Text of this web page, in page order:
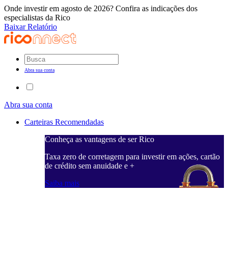
Onde investir em agosto de 2026? Confira as indicações dos
especialistas da Rico
Baixar Relatório
Abra sua conta
Abra sua conta
Carteiras Recomendadas
Conheça as vantagens de ser Rico
Taxa zero de corretagem para investir em ações, cartão
de crédito sem anuidade e +
Saiba mais